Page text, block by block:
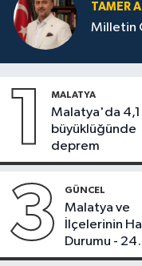
TAMER
Milletin
1 MALATYA
Malatya'da 4,1
büyüklüğünde
deprem
3 GÜNCEL
Malatya ve
İlçelerinin
Durumu - 24
Temmuz